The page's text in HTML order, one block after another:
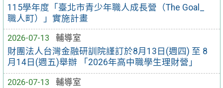
115學年度「臺北市青少年職人成長營（The Goal_
職人町）」實施計畫
2026-07-13
輔導室
財團法人台灣金融研訓院謹訂於8月13日(週四) 至 8
月14日(週五)舉辦 「2026年高中職學生理財營」
2026-07-13
輔導室